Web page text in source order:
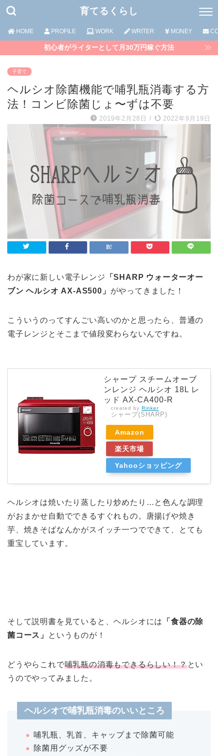
育てるくらし
HOME PROFILE WORK WRITER MONEY
初心者がライターとして月30万円稼ぐ方法
子育て
ヘルシオ除菌機能で哺乳瓶消毒する方
法！コンビ除菌じょ〜ずは不要
2019年2月28日 / 2022年9月19日
わが家に新しい電子レンジ 「SHARP ウォーターオー
ブン ヘルシオ AX-AS500」 がやってきました！
こういうのってすんごい高いのかと思ったら、普通の
電子レンジとそこまで値段変わらないんですね。
シャープ スチームオーブ
ンレンジ ヘルシオ 18L レ
ッド AX-CA400-R
created by Rinker
シャープ(SHARP)
Amazon
楽天市場
Yahooショッピング
ヘルシオは焼いたり蒸したり炒めたり…と色んな調理
がおまかせ自動でできるすぐれもの。唐揚げや焼き
芋、焼きそばなんかがスイッチ一つでできて、とても
重宝しています。
そして説明書を見ていると、ヘルシオには
「食器の除
菌コース」
というものが！
どうやらこれで哺乳瓶の消毒もできるらしい！？とい
うのでやってみました。
ヘルシオで哺乳瓶消毒のいいところ
哺乳瓶、乳首、キャップまで除菌可能
除菌用グッズが不要